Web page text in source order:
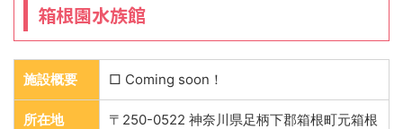
箱根園水族館
施設概要 □ Coming soon！
所在地
〒250-0522 神奈川県足柄下郡箱根町元箱根